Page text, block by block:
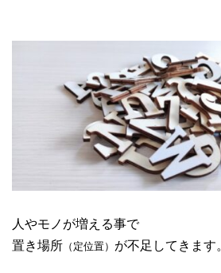
人やモノが増える事で
置き場所 （定位置） が不足してきます。